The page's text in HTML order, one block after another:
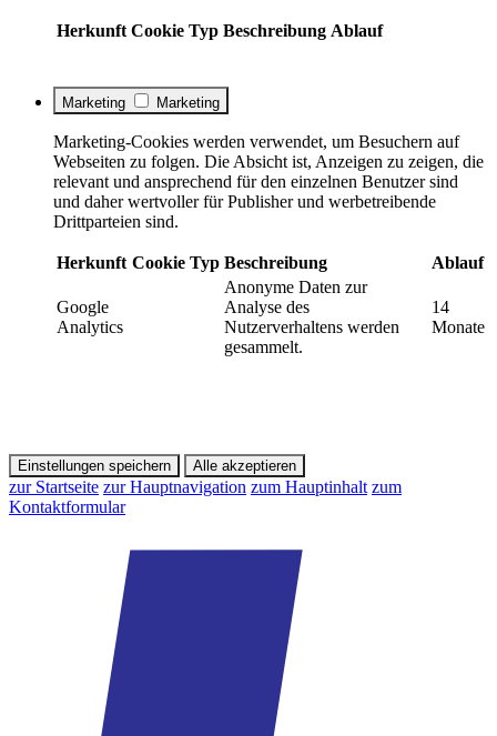
Herkunft Cookie Typ Beschreibung Ablauf
Marketing Marketing
Marketing-Cookies werden verwendet, um Besuchern auf
Webseiten zu folgen. Die Absicht ist, Anzeigen zu zeigen, die
relevant und ansprechend für den einzelnen Benutzer sind
und daher wertvoller für Publisher und werbetreibende
Drittparteien sind.
Herkunft Cookie Typ Beschreibung Ablauf
Google
Analytics
Anonyme Daten zur
Analyse des
Nutzerverhaltens werden
gesammelt.
14
Monate
Einstellungen speichern Alle akzeptieren
zur Startseite zur Hauptnavigation zum Hauptinhalt zum
Kontaktformular